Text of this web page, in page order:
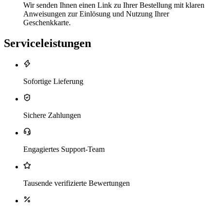
Wir senden Ihnen einen Link zu Ihrer Bestellung mit klaren
Anweisungen zur Einlösung und Nutzung Ihrer
Geschenkkarte.
Serviceleistungen
Sofortige Lieferung
Sichere Zahlungen
Engagiertes Support-Team
Tausende verifizierte Bewertungen